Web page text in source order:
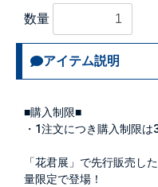
数量
アイテム説明
■購入制限■
・1注文につき購入制限は
「花君展」で先行販売し
量限定で登場！